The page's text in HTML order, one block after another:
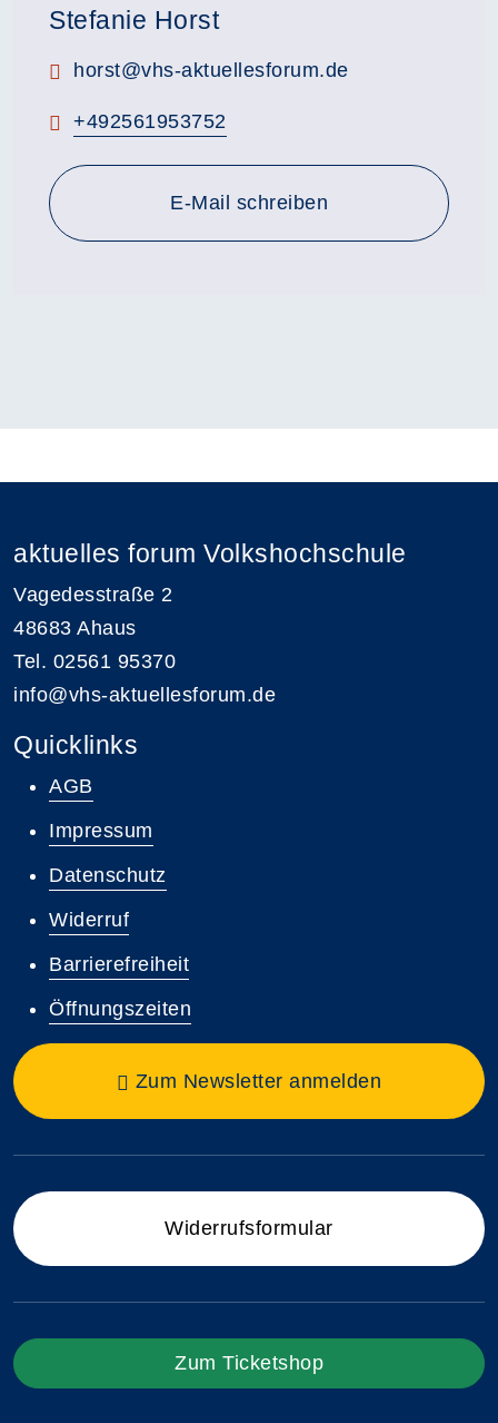
Stefanie Horst
E-Mail:
horst@vhs-aktuellesforum.de
Telefon:
+492561953752
E-Mail schreiben
aktuelles forum Volkshochschule
Vagedesstraße 2
48683 Ahaus
Tel. 02561 95370
info@vhs-aktuellesforum.de
Quicklinks
AGB
Impressum
Datenschutz
Widerruf
Barrierefreiheit
Öffnungszeiten
Zum Newsletter anmelden
Widerrufsformular
Zum Ticketshop